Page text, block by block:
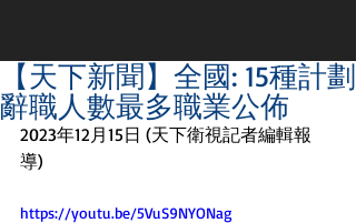
【天下新聞】全國: 15種計劃
辭職人數最多職業公佈
2023年12月15日 (天下衛視記者編輯報
導)
https://youtu.be/5VuS9NYONag